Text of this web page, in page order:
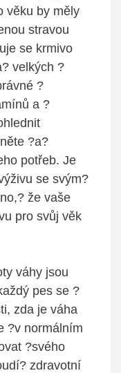
věku by měly
stravou
se krmivo
velkých ?
?
a ?
?a?
potřeb. Je
se svým?
že vaše
pro svůj věk
váhy jsou
pes se ?
zda je váha
?v normálním
?svého
zdravotní